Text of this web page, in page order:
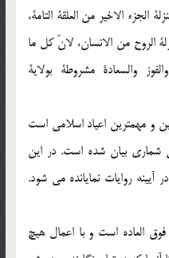
الجزء الاخیر من العلقة التامة،
الروح من الانسان، لانّ کل ما
والسعادة مشروطة بولایة
و مهمترین اعیاد اسلامی است
شماری بیان شده است. در این
روایات نمایانده می شود.
العاده است و با اعمال هیچ